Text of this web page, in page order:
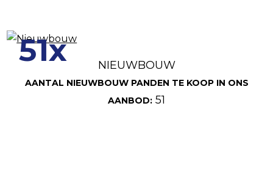
51x NIEUWBOUW
AANTAL NIEUWBOUW PANDEN TE KOOP IN ONS
AANBOD: 51